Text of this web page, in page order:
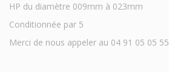
HP du diamètre 009mm à 023mm
Conditionnée par 5
Merci de nous appeler au 04 91 05 05 55